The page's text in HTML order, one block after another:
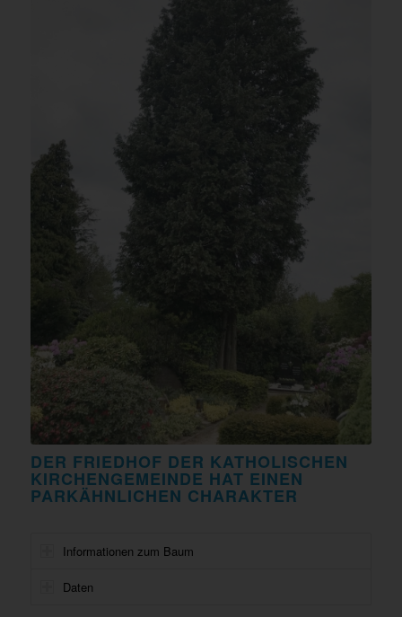
DER FRIEDHOF DER KATHOLISCHEN
KIRCHENGEMEINDE HAT EINEN
PARKÄHNLICHEN CHARAKTER
Informationen zum Baum
Daten